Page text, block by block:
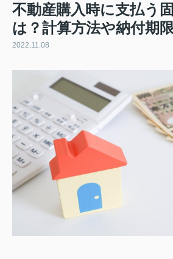
不動産購入時に支払う
は？計算方法や納付期
2022.11.08